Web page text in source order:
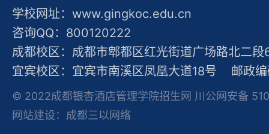
学校网址：www.gingkoc.edu.cn
咨询QQ：800120222
成都校区：成都市郫都区红光街道广场路北二
宜宾校区：宜宾市南溪区凤凰大道18号 邮政
© 2022成都银杏酒店管理学院招生网 川公网安备
网站建设：成都三以网络